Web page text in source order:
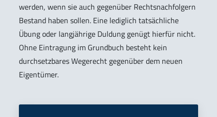
werden, wenn sie auch gegenüber Rechtsnachfolgern
Bestand haben sollen. Eine lediglich tatsächliche
Übung oder langjährige Duldung genügt hierfür nicht.
Ohne Eintragung im Grundbuch besteht kein
durchsetzbares Wegerecht gegenüber dem neuen
Eigentümer.